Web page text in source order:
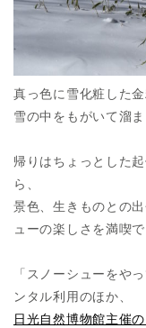
真っ色に雪化粧した金
雪の中をもがいて溜
帰りはちょっとした
ら、
景色、生きものとの
ューの楽しさを満喫で
「スノーシューをや
ンタル利用のほか、
日光自然博物館主催